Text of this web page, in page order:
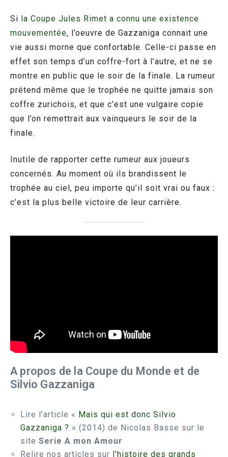
Si la Coupe Jules Rimet a connu une existence
mouvementée, l’oeuvre de Gazzaniga connait une
vie aussi morne que confortable. Celle-ci passe en
effet son temps d’un coffre-fort à l’autre, et ne se
montre en public que le soir de la finale. La rumeur
prétend même que le trophée ne quitte jamais son
coffre zurichois, et que c’est une vulgaire copie
que l’on remettrait aux vainqueurs le soir de la
finale.
Inutile de rapporter cette rumeur aux joueurs
concernés. Au moment où ils brandissent le
trophée au ciel, peu importe qu’il soit vrai ou faux :
c’est la plus belle victoire de leur carrière.
A propos de la Coupe du Monde et de
Silvio Gazzaniga
Lire l’article « Mais qui est donc Silvio
Gazzaniga ? » (2014) de Nicolas Basse sur le
site Serie A mon Amour
Relire nos articles sur l’histoire des grands